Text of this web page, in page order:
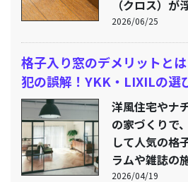
（クロス）
2026/06/25
格子入り窓のデメリットと
犯の誤解！YKK・LIXILの選
洋風住宅やナ
の家づくりで
して人気の格
ラムや雑誌の
2026/04/19